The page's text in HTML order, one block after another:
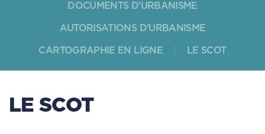
DOCUMENTS D'URBANISME
AUTORISATIONS D'URBANISME
CARTOGRAPHIE EN LIGNE LE SCOT
LE SCOT